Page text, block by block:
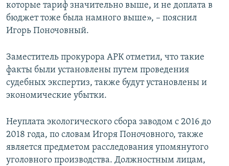
которые тариф значительно выше, и не доплата в
бюджет тоже была намного выше», – пояснил
Игорь Поночовный.
Заместитель прокурора АРК отметил, что такие
факты были установлены путем проведения
судебных экспертиз, также будут установлены и
экономические убытки.
Неуплата экологического сбора заводом с 2016 до
2018 года, по словам Игоря Поночовного, также
является предметом расследования упомянутого
уголовного производства. Должностным лицам,